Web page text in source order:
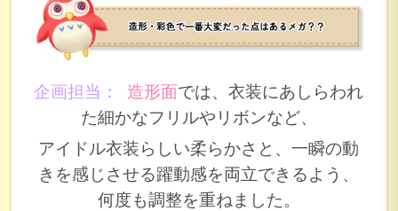
企画担当： 造形面では、衣装にあしらわれ
た細かなフリルやリボンなど、
アイドル衣装らしい柔らかさと、一瞬の動
きを感じさせる躍動感を両立できるよう、
何度も調整を重ねました。